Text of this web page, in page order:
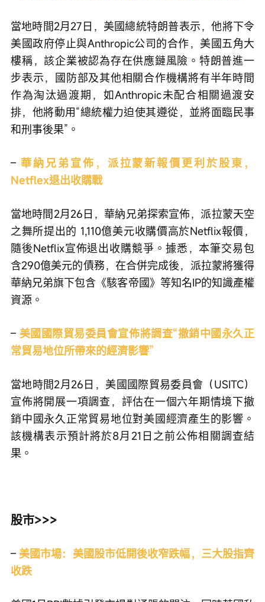
當地時間2月27日，美國總統特朗普表示，他將下令
美國政府停止與Anthropic公司的合作，美國五角大
樓稱，該企業被認為存在供應鏈風險。特朗普進一
步表示，國防部及其他相關合作機構將有半年時間
作為淘汰過渡期，如Anthropic未配合相關過渡安
排，他將動用“總統權力迫使其遵從，並將面臨民事
和刑事後果”。
– 華納兄弟宣佈，派拉蒙新報價更利於股東，
Netflex退出收購戰
當地時間2月26日，華納兄弟探索宣佈，派拉蒙天空
之舞所提出的 1,110億美元收購價高於Netflix報價，
隨後Netflix宣佈退出收購競爭。據悉，本筆交易包
含290億美元的債務，在合併完成後，派拉蒙將獲得
華納兄弟旗下包含《駭客帝國》等知名IP的知識產權
資源。
– 美國國際貿易委員會宣佈將調查“撤銷中國永久正
常貿易地位所帶來的經濟影響”
當地時間2月26日，美國國際貿易委員會（USITC）
宣佈將開展一項調查，評估在一個六年期情境下撤
銷中國永久正常貿易地位對美國經濟產生的影響。
該機構表示預計將於8月21日之前公佈相關調查結
果。
股市>>>
– 美國市場：美國股市低開後收窄跌幅，三大股指齊
收跌